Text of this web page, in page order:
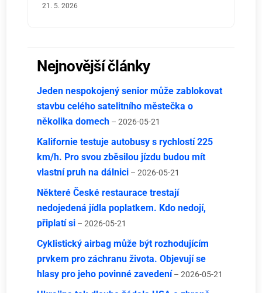
21. 5. 2026
Nejnovější články
Jeden nespokojený senior může zablokovat
stavbu celého satelitního městečka o
několika domech – 2026-05-21
Kalifornie testuje autobusy s rychlostí 225
km/h. Pro svou zběsilou jízdu budou mít
vlastní pruh na dálnici – 2026-05-21
Některé České restaurace trestají
nedojedená jídla poplatkem. Kdo nedojí,
připlatí si – 2026-05-21
Cyklistický airbag může být rozhodujícím
prvkem pro záchranu života. Objevují se
hlasy pro jeho povinné zavedení – 2026-05-21